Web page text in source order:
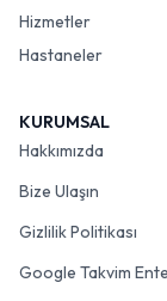
Hizmetler
Hastaneler
KURUMSAL
Hakkımızda
Bize Ulaşın
Gizlilik Politikası
Google Takvim